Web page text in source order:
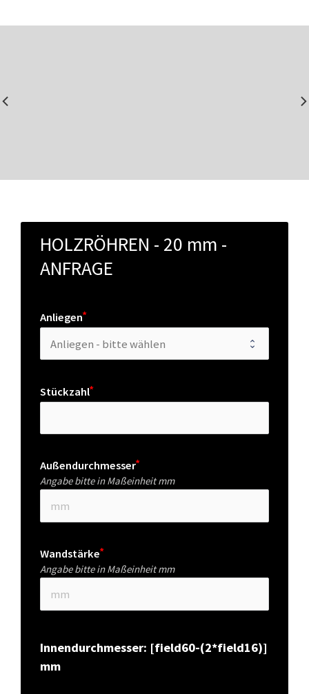
HOLZRÖHREN - 20 mm -
ANFRAGE
Anliegen
Stückzahl
Außendurchmesser
Angabe bitte in Maßeinheit mm
Wandstärke
Angabe bitte in Maßeinheit mm
Innendurchmesser: [field60-(2*field16)]
mm